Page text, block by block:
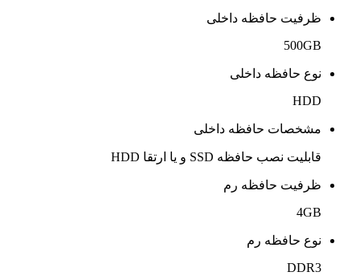
ظرفیت حافظه داخلی
500GB
نوع حافظه داخلی
HDD
مشخصات حافظه داخلی
قابلیت نصب حافظه SSD و یا ارتقا HDD
ظرفیت حافظه رم
4GB
نوع حافظه رم
DDR3